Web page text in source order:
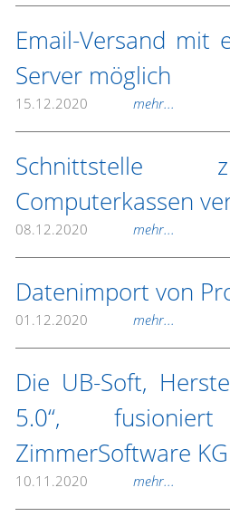
Email-Versand mit
Server möglich
15.12.2020 mehr...
Schnittstelle
Computerkassen
08.12.2020 mehr...
Datenimport von
01.12.2020 mehr...
Die UB-Soft,
5.0“,
ZimmerSoftware KG
10.11.2020 mehr...